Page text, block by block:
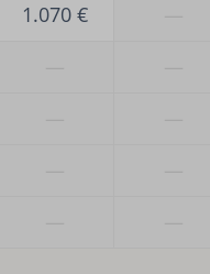
1.070 €